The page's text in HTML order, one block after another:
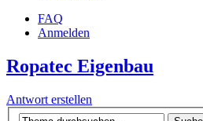
FAQ
Anmelden
Ropatec Eigenbau
Antwort erstellen